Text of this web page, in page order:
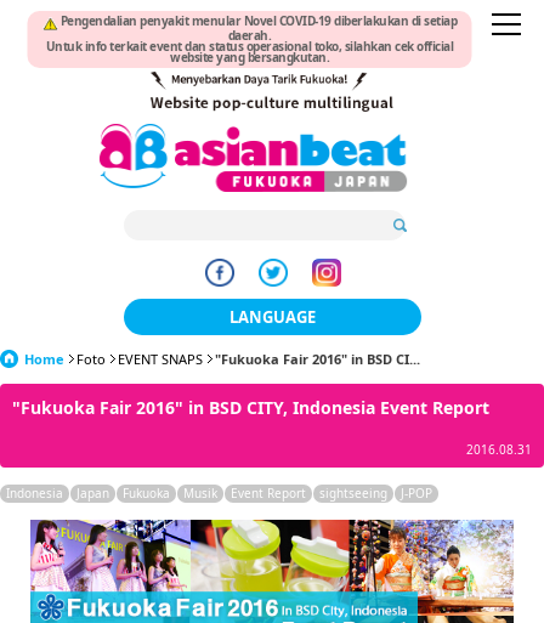
Pengendalian penyakit menular Novel COVID-19 diberlakukan di setiap
daerah.
Untuk info terkait event dan status operasional toko, silahkan cek official
website yang bersangkutan.
LANGUAGE
日本語
한국어
繁體中文
English
ภาษาไทย
Home Foto EVENT SNAPS "Fukuoka Fair 2016" in BSD CI...
"Fukuoka Fair 2016" in BSD CITY, Indonesia Event Report
2016.08.31
Indonesia Japan Fukuoka Musik Event Report sightseeing J-POP